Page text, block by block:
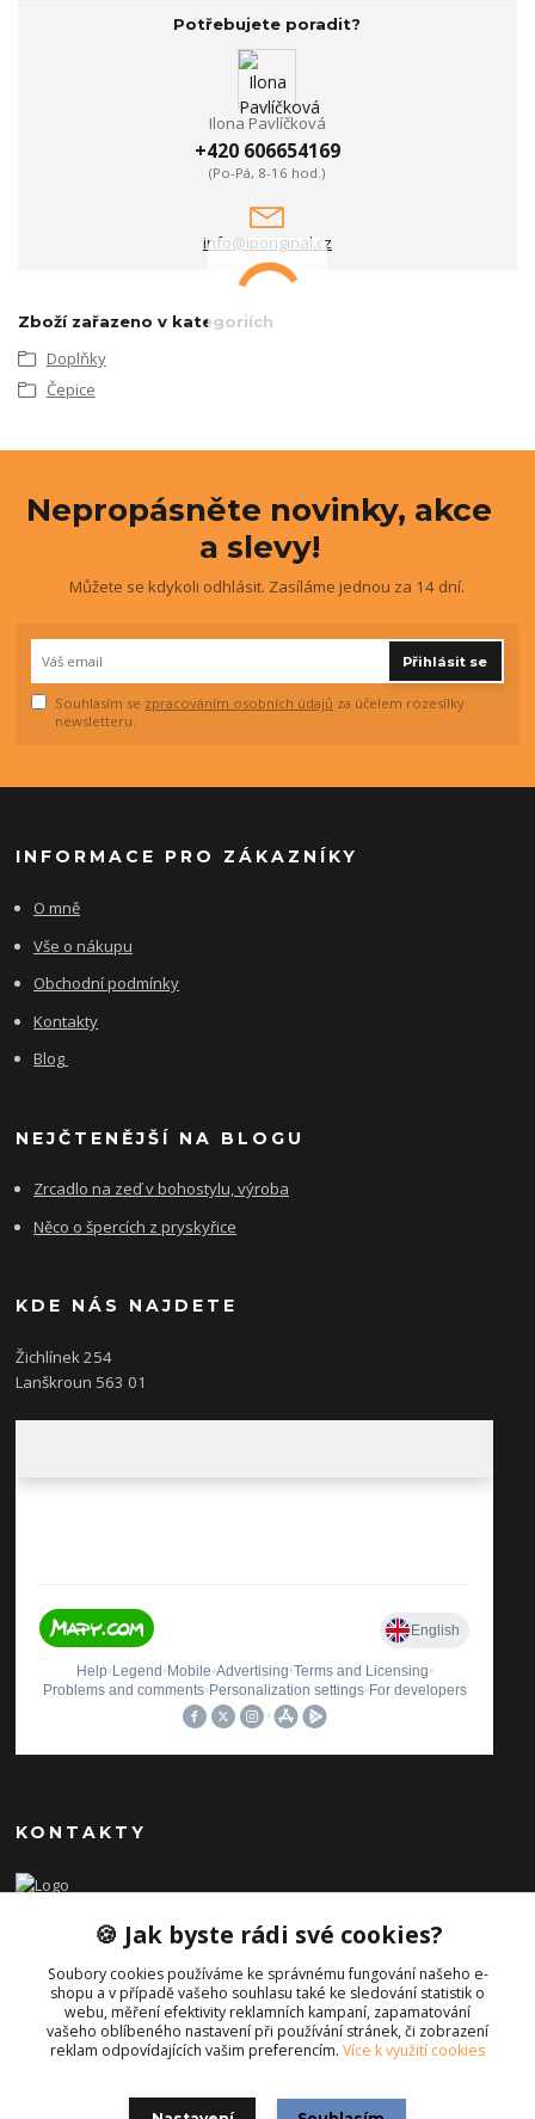
Potřebujete poradit?
Ilona Pavlíčková
+420 606654169
(Po-Pá, 8-16 hod.)
info@iporiginal.cz
Zboží zařazeno v kategoriích
Doplňky
Čepice
Nepropásněte novinky, akce
a slevy!
Můžete se kdykoli odhlásit. Zasíláme jednou za 14 dní.
Přihlásit se
Souhlasím se zpracováním osobních údajů za účelem rozesílky
newsletteru.
INFORMACE PRO ZÁKAZNÍKY
O mně
Vše o nákupu
Obchodní podmínky
Kontakty
Blog
NEJČTENĚJŠÍ NA BLOGU
Zrcadlo na zeď v bohostylu, výroba
Něco o špercích z pryskyřice
KDE NÁS NAJDETE
Žichlínek 254
Lanškroun 563 01
KONTAKTY
+420 606654169
(Po-Pá, 8-16 hod.)
info@iporiginal.cz
🍪 Jak byste rádi své cookies?
Soubory cookies používáme ke správnému fungování našeho e-
shopu a v případě vašeho souhlasu také ke sledování statistik o
webu, měření efektivity reklamních kampaní, zapamatování
vašeho oblíbeného nastavení při používání stránek, či zobrazení
reklam odpovídajících vašim preferencím. Více k využití cookies